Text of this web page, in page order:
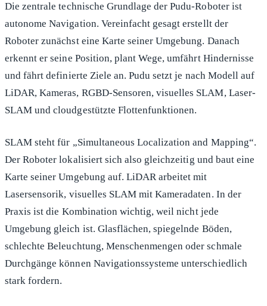
Die zentrale technische Grundlage der Pudu-Roboter ist
autonome Navigation. Vereinfacht gesagt erstellt der
Roboter zunächst eine Karte seiner Umgebung. Danach
erkennt er seine Position, plant Wege, umfährt Hindernisse
und fährt definierte Ziele an. Pudu setzt je nach Modell auf
LiDAR, Kameras, RGBD-Sensoren, visuelles SLAM, Laser-
SLAM und cloudgestützte Flottenfunktionen.
SLAM steht für „Simultaneous Localization and Mapping“.
Der Roboter lokalisiert sich also gleichzeitig und baut eine
Karte seiner Umgebung auf. LiDAR arbeitet mit
Lasersensorik, visuelles SLAM mit Kameradaten. In der
Praxis ist die Kombination wichtig, weil nicht jede
Umgebung gleich ist. Glasflächen, spiegelnde Böden,
schlechte Beleuchtung, Menschenmengen oder schmale
Durchgänge können Navigationssysteme unterschiedlich
stark fordern.